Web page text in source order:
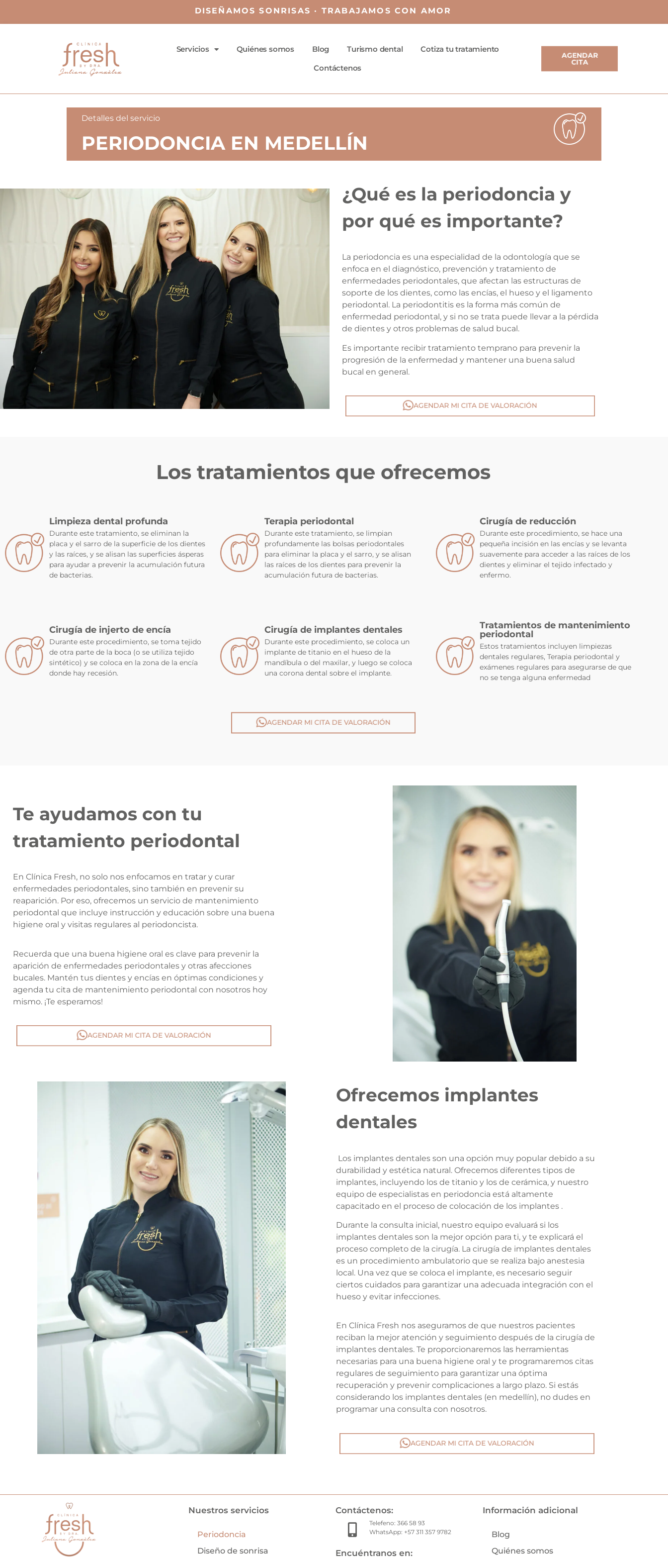
DISEÑAMOS SONRISAS · TRABAJAMOS CON AMOR
Servicios Quiénes somos Blog Turismo dental
Cotiza tu tratamiento
Contáctenos
AGENDAR
CITA
Detalles del servicio
PERIODONCIA EN MEDELLÍN
¿Qué es la periodoncia y
por qué es importante?
La periodoncia es una especialidad de la odontología que se
enfoca en el diagnóstico, prevención y tratamiento de
enfermedades periodontales, que afectan las estructuras de
soporte de los dientes, como las encías, el hueso y el ligamento
periodontal. La periodontitis es la forma más común de
enfermedad periodontal, y si no se trata puede llevar a la pérdida
de dientes y otros problemas de salud bucal.
Es importante recibir tratamiento temprano para prevenir la
progresión de la enfermedad y mantener una buena salud
bucal en general.
AGENDAR MI CITA DE VALORACIÓN
Los tratamientos que ofrecemos
Limpieza dental profunda
Durante este tratamiento, se eliminan la
placa y el sarro de la superficie de los dientes
y las raíces, y se alisan las superficies ásperas
para ayudar a prevenir la acumulación futura
de bacterias.
Terapia periodontal
Durante este tratamiento, se limpian
profundamente las bolsas periodontales
para eliminar la placa y el sarro, y se alisan
las raíces de los dientes para prevenir la
acumulación futura de bacterias.
Cirugía de reducción
Durante este procedimiento, se hace una
pequeña incisión en las encías y se levanta
suavemente para acceder a las raíces de los
dientes y eliminar el tejido infectado y
enfermo.
Cirugía de injerto de encía
Durante este procedimiento, se toma tejido
de otra parte de la boca (o se utiliza tejido
sintético) y se coloca en la zona de la encía
donde hay recesión.
Cirugía de implantes dentales
Durante este procedimiento, se coloca un
implante de titanio en el hueso de la
mandíbula o del maxilar, y luego se coloca
una corona dental sobre el implante.
Tratamientos de mantenimiento
periodontal
Estos tratamientos incluyen limpiezas
dentales regulares, Terapia periodontal​ y
exámenes regulares para asegurarse de que
no se tenga alguna enfermedad
AGENDAR MI CITA DE VALORACIÓN
Te ayudamos con tu
tratamiento periodontal
En Clínica Fresh, no solo nos enfocamos en tratar y curar
enfermedades periodontales, sino también en prevenir su
reaparición. Por eso, ofrecemos un servicio de mantenimiento
periodontal que incluye instrucción y educación sobre una buena
higiene oral y visitas regulares al periodoncista.
Recuerda que una buena higiene oral es clave para prevenir la
aparición de enfermedades periodontales y otras afecciones
bucales. Mantén tus dientes y encías en óptimas condiciones y
agenda tu cita de mantenimiento periodontal con nosotros hoy
mismo. ¡Te esperamos!
AGENDAR MI CITA DE VALORACIÓN
Ofrecemos implantes
dentales
Los implantes dentales son una opción muy popular debido a su
durabilidad y estética natural. Ofrecemos diferentes tipos de
implantes, incluyendo los de titanio y los de cerámica, y nuestro
equipo de especialistas en periodoncia está altamente
capacitado en el proceso de colocación de los implantes .
Durante la consulta inicial, nuestro equipo evaluará si los
implantes dentales son la mejor opción para ti, y te explicará el
proceso completo de la cirugía. La cirugía de implantes dentales
es un procedimiento ambulatorio que se realiza bajo anestesia
local. Una vez que se coloca el implante, es necesario seguir
ciertos cuidados para garantizar una adecuada integración con el
hueso y evitar infecciones.
En Clínica Fresh nos aseguramos de que nuestros pacientes
reciban la mejor atención y seguimiento después de la cirugía de
implantes dentales. Te proporcionaremos las herramientas
necesarias para una buena higiene oral y te programaremos citas
regulares de seguimiento para garantizar una óptima
recuperación y prevenir complicaciones a largo plazo. Si estás
considerando los implantes dentales (en medellín), no dudes en
programar una consulta con nosotros.
AGENDAR MI CITA DE VALORACIÓN
Nuestros servicios
Periodoncia
Diseño de sonrisa
Contáctenos:
Telefeno: 366 58 93
WhatsApp: +57 311 357 9782
Encuéntranos en:
Información adicional
Blog
Quiénes somos